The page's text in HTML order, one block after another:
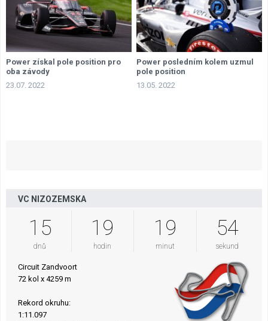
Power získal pole position pro
oba závody
23.07. 2022
Power posledním kolem uzmul
pole position
13.05. 2022
VC NIZOZEMSKA
15
dnů
19
hodin
19
minut
54
sekund
Circuit Zandvoort
72 kol x 4259 m
Rekord okruhu:
1:11.097